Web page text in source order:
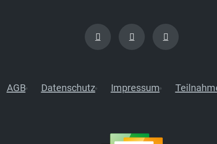
AGB Datenschutz Impressum